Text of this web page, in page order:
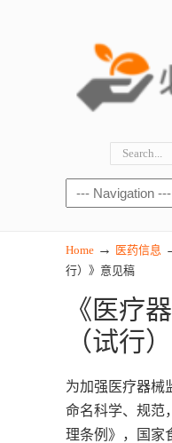
Home → 医药信息
行）》意见稿
《医疗
（试行
为加强医疗器械
命名科学、规范
理条例》，国家